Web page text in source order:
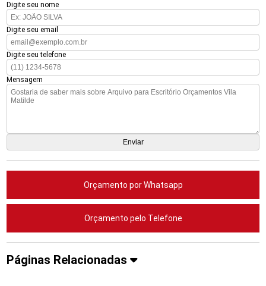
Digite seu nome
Digite seu email
Digite seu telefone
Mensagem
Orçamento por Whatsapp
Orçamento pelo Telefone
Páginas Relacionadas